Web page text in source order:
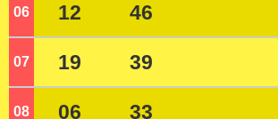
06 12 46
07 19 39
08 06 33